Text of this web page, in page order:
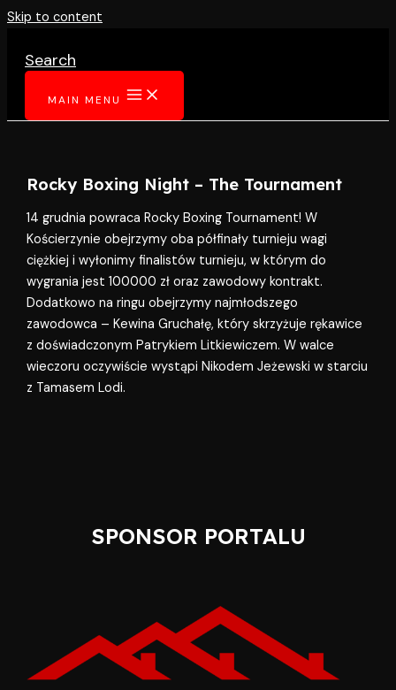
Skip to content
Search
MAIN MENU
Rocky Boxing Night – The Tournament
14 grudnia powraca Rocky Boxing Tournament! W
Kościerzynie obejrzymy oba półfinały turnieju wagi
ciężkiej i wyłonimy finalistów turnieju, w którym do
wygrania jest 100000 zł oraz zawodowy kontrakt.
Dodatkowo na ringu obejrzymy najmłodszego
zawodowca – Kewina Gruchałę, który skrzyżuje rękawice
z doświadczonym Patrykiem Litkiewiczem. W walce
wieczoru oczywiście wystąpi Nikodem Jeżewski w starciu
z Tamasem Lodi.
SPONSOR PORTALU